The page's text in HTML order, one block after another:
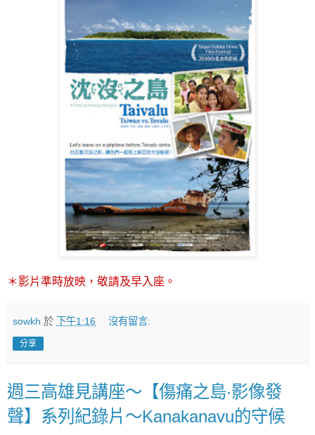
＊影片準時放映，敬請及早入座。
sowkh 於 下午1:16 沒有留言:
分享
週三高雄見講座～【傷痛之島‧影像發
聲】系列紀錄片～Kanakanavu的守候